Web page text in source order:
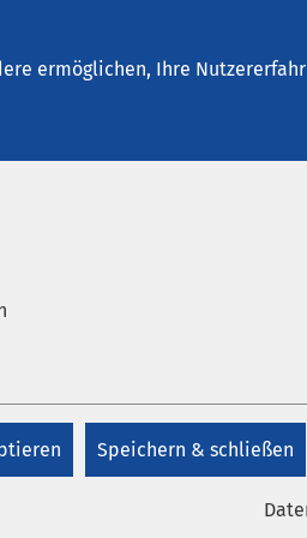
ermöglichen, Ihre
Speichern & schließen
zu
+49
E-